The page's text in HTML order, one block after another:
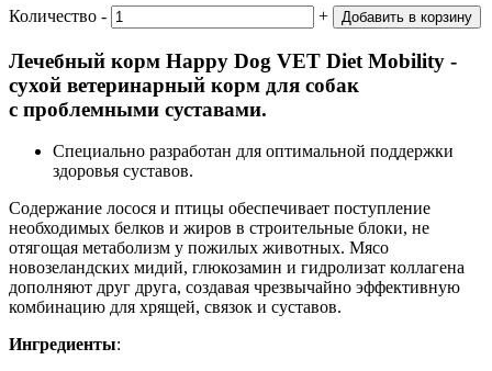
Количество ‐ + Добавить в корзину
Лечебный корм Happy Dog VET Diet Mobility -
сухой ветеринарный корм для собак
с проблемными суставами.
Специально разработан для оптимальной поддержки
здоровья суставов.
Содержание лосося и птицы обеспечивает поступление
необходимых белков и жиров в строительные блоки, не
отягощая метаболизм у пожилых животных. Мясо
новозеландских мидий, глюкозамин и гидролизат коллагена
дополняют друг друга, создавая чрезвычайно эффективную
комбинацию для хрящей, связок и суставов.
Ингредиенты: